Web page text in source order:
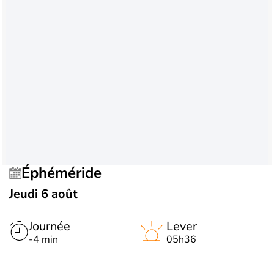
Éphéméride
Jeudi 6 août
Journée
-4 min
Lever
05h36